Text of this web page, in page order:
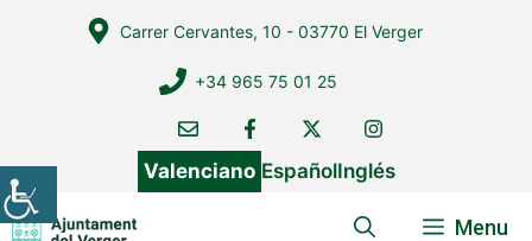
Carrer Cervantes, 10 - 03770 El Verger
+34 965 75 01 25
Valenciano EspañolInglés
Menu